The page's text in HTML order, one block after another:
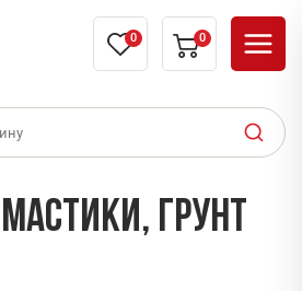
0 0
грунт